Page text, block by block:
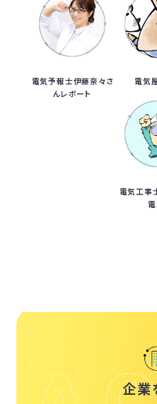
電気予報士伊藤奈々さ
んレポート
電気
電気工事
電
企業